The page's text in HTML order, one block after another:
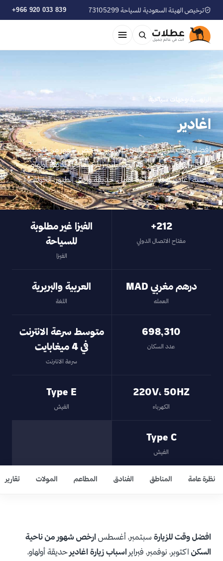
ترخيص الهيئة السعودية للسياحة 73105299 +966 920 033 839
وجهات سياحية
اغادير
افضل وقت للزيارة سبتمبر، أغسطس ارخص شهور من ناحية
السكن اكتوبر، نوفمبر، فبراير اسباب زيارة اغادير حديقة أولهاو،
قصبة أغادير أوفلا، ساحة الأمل، حديقة وادي الطيور، الجولف، ا…
‎+212
مفتاح الاتصال الدولي
الفيزا غير مطلوبة
للسياحة
الفيزا
درهم مغربي MAD
العمله
العربية والبربرية
اللغة
698,310
عدد السكان
متوسط سرعة الانترنت
في 4 ميغابايت
سرعة الانترنت
220V، 50HZ
الكهرباء
Type E
الفيش
Type C
الفيش
نظرة عامة المناطق الفنادق المطاعم المولات تقارير
افضل وقت للزيارة سبتمبر، أغسطس ارخص شهور من ناحية
السكن اكتوبر، نوفمبر، فبراير اسباب زيارة اغادير حديقة أولهاو،